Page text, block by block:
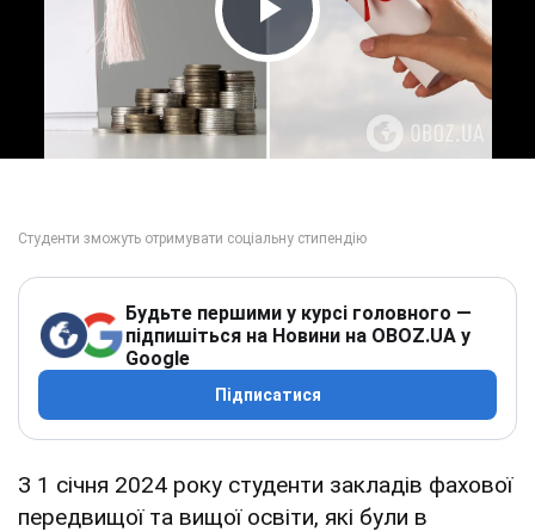
Play Video
Будьте першими у курсі головного —
підпишіться на Новини на OBOZ.UA у
Google
Підписатися
З 1 січня 2024 року студенти закладів фахової
передвищої та вищої освіти, які були в